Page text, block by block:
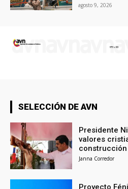
agosto 9, 2026
SELECCIÓN DE AVN
Presidente
valores
Janna Corredor
Proyecto